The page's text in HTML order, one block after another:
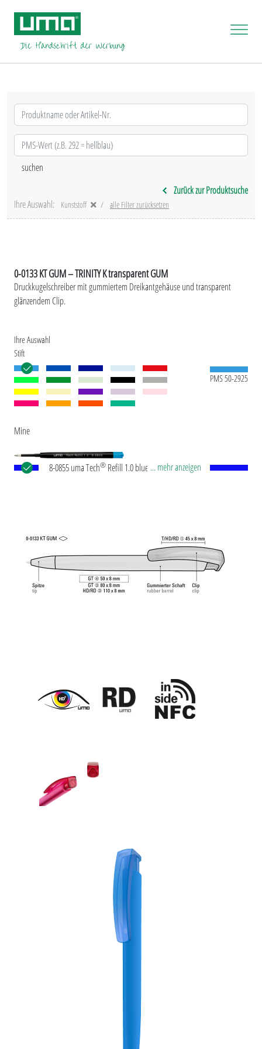
Zurück zur Produktsuche
Ihre Auswahl:
Kunststoff alle Filter zurücksetzen
0-0133 KT GUM – TRINITY K transparent GUM
Druckkugelschreiber mit gummiertem Dreikantgehäuse und transparent
glänzendem Clip.
Ihre Auswahl
Stift
PMS 50-2925
Mine
8-0855 uma Tech® Refill 1.0 blue Europäische
Norm. Die uma Tech Refill 1.0 vermittelt ein
angenehmes und weiches Schreibgefühl.
... mehr anzeigen